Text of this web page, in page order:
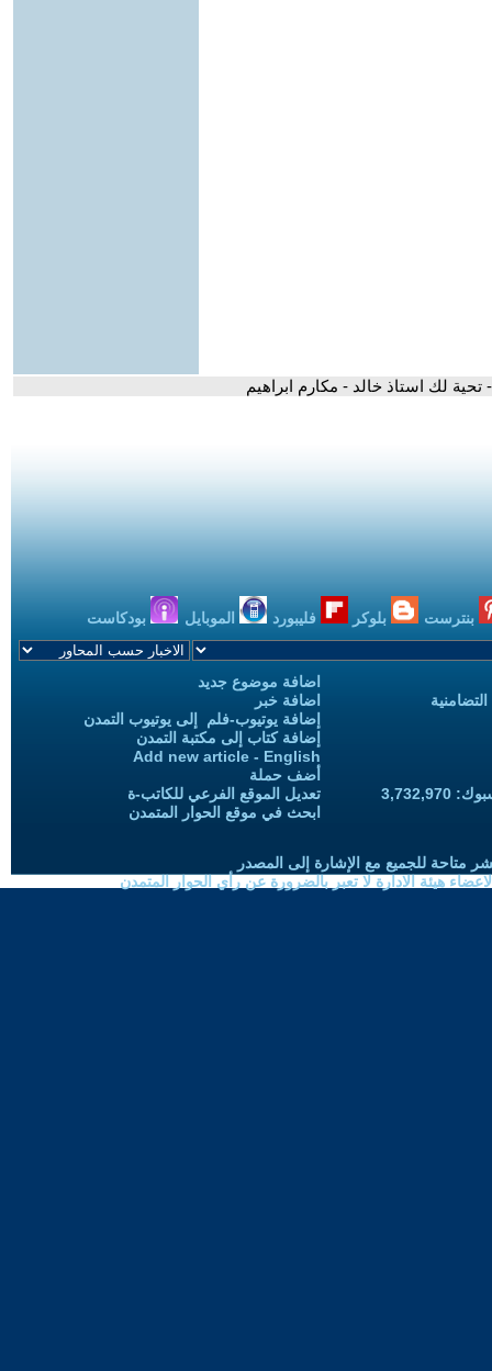
- تحية لك استاذ خالد - مكارم ابراهيم
بنترست بلوكر فليبورد الموبايل بودكاست
اضافة موضوع جديد
اضافة خبر
إضافة يوتيوب-فلم إلى يوتيوب التمدن
إضافة كتاب إلى مكتبة التمدن
Add new article - English
أضف حملة
تعديل الموقع الفرعي للكاتب-ة
ابحث في موقع الحوار المتمدن
متاحة للجميع مع الإشارة إلى المصدر
هيئة الادارة لا تعبر بالضرورة عن رأي الحوار المتمدن